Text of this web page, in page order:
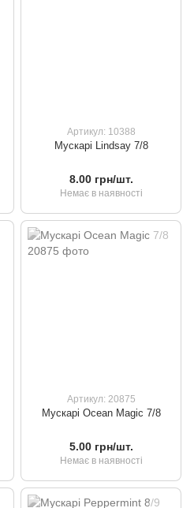
Артикул: 10388
Мускарі Lindsay 7/8
8.00 грн/шт.
Немає в наявності
Артикул: 20875
Мускарі Ocean Magic 7/8
5.00 грн/шт.
Немає в наявності